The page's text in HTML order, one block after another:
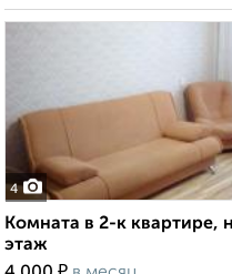
4
Комната в 2-к квартире,
этаж